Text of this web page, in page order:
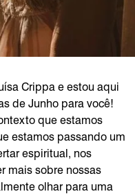
Crippa e estou aqui
de Junho para você!
que estamos
estamos passando um
espiritual, nos
mais sobre nossas
olhar para uma